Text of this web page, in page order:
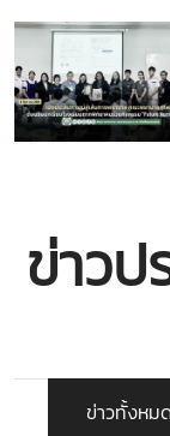
ข่าวป
ข่าวทั้งหม